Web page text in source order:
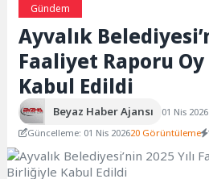
Gündem
Ayvalık
Faaliyet Raporu
Kabul Edildi
Beyaz Haber Ajansı
01 Nis
Güncelleme: 01 Nis 202620 Görüntüleme